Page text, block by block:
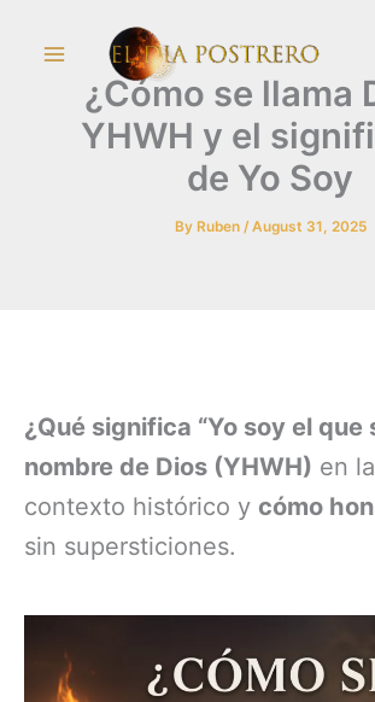
content¿Cómo se llama
YHWH y el
de Yo Soy
By Ruben /August 31, 2025
¿Qué significa “Yo soy el que
nombre de Dios (YHWH) en
contexto histórico y cómo
sin supersticiones.